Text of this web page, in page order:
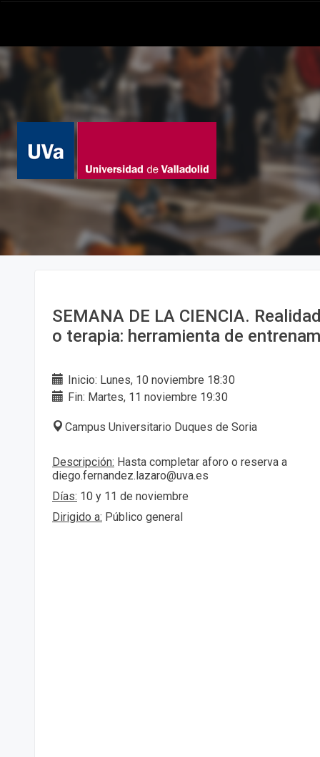
SEMANA DE LA CIENCIA.
o terapia: herramienta de
Inicio: Lunes, 10 noviembre 18:30
Fin: Martes, 11 noviembre 19:30
Campus Universitario Duques de Soria
Descripción: Hasta completar aforo o reserva a
diego.fernandez.lazaro@uva.es
Días: 10 y 11 de noviembre
Dirigido a: Público general